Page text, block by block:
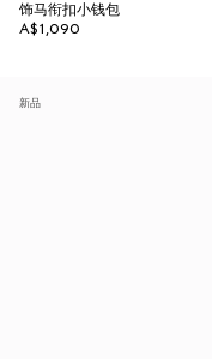
饰马衔扣小钱包
A$1,090
新品